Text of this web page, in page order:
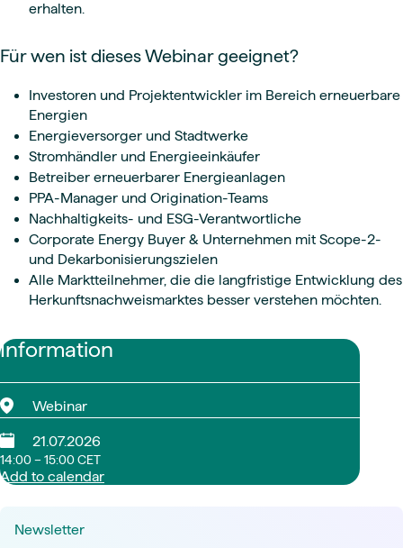
Information
Webinar
21.07.2026
14:00 – 15:00 CET
Add to calendar
erhalten.
Für wen ist dieses Webinar geeignet?
Investoren und Projektentwickler im Bereich erneuerbare
Energien
Energieversorger und Stadtwerke
Stromhändler und Energieeinkäufer
Betreiber erneuerbarer Energieanlagen
PPA-Manager und Origination-Teams
Nachhaltigkeits- und ESG-Verantwortliche
Corporate Energy Buyer & Unternehmen mit Scope-2-
und Dekarbonisierungszielen
Alle Marktteilnehmer, die die langfristige Entwicklung des
Herkunftsnachweismarktes besser verstehen möchten.
Newsletter